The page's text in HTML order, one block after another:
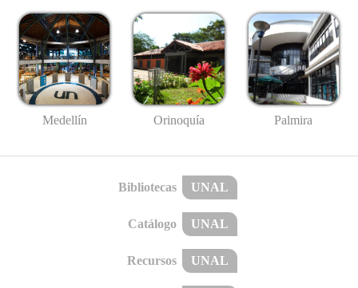
Medellín Orinoquía Palmira
Bibliotecas UNAL
Catálogo UNAL
Recursos UNAL